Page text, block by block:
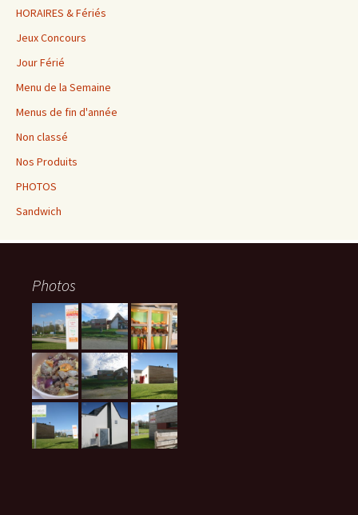
HORAIRES & Fériés
Jeux Concours
Jour Férié
Menu de la Semaine
Menus de fin d'année
Non classé
Nos Produits
PHOTOS
Sandwich
Photos